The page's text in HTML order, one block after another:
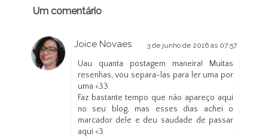
Um comentário
Joice Novaes 3 de junho de 2016 às 07:57
Uau quanta postagem maneira! Muitas
resenhas, vou separa-las para ler uma por
uma <33
Faz bastante tempo que não apareço aqui
no seu blog, mas esses dias achei o
marcador dele e deu saudade de passar
aqui <3